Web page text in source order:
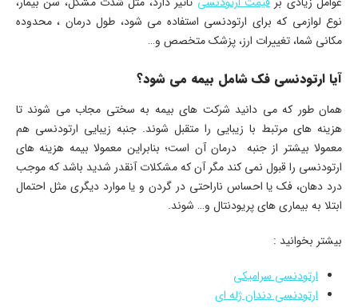
نوع لوازمی که برای ارتودنسی استفاده می شود، طول درمان ، محدوده
مکانی شما، تغییرات ارز، پزشک متخصص و…
آیا ارتودنسی فک شامل بیمه می شود؟
همان طور که می دانید شرکت های بیمه به سختی مجاب می شوند تا
هزینه های مرتبط با زیبایی را متقبل شوند. جنبه زیبایی ارتودنسی هم
معمولا بیشتر از جنبه درمان آن است؛ بنابراین معمولا بیمه هزینه های
ارتودنسی را قبول نمی کند مگر آن که مشکلات آنقدر شدید باشد که موجب
درد دهان، فک یا احساس ناراحتی در گردن و یا موارد دیگری مثل احتمال
ابتلا به بیماری های پریودنتال و… شوند.
بیشتر بخوانید :
ارتودنسی سرامیکی
ارتودنسی دندان ژله ای